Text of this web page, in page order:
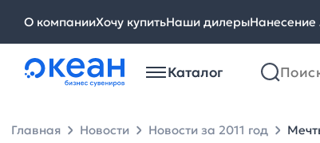
О компанииХочу купитьНаши дилерыНанесение
Каталог
Главная Новости Новости за 2011 год